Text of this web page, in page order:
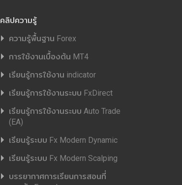
คลิปความรู้
ความรู้พื้นฐาน Forex
การใช้งานเบื้องต้น MT4
เรียนรู้การใช้งาน indicator
เรียนรู้การใช้งานระบบ FxDirect
เรียนรู้การใช้งานระบบ Auto Trade
(EA)
เรียนรู้ระบบ Fx Modern Dynamic
เรียนรู้ระบบ Fx Modern Scalping
บรรยากาศการเรียนการสอนที่